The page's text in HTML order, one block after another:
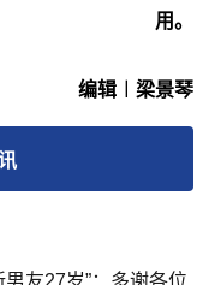
用。
编辑︱梁景琴